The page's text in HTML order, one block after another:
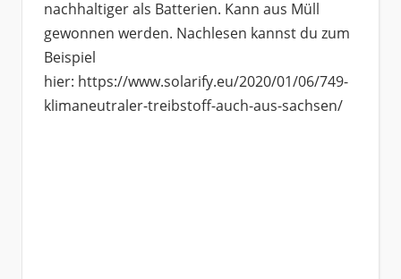
nachhaltiger als Batterien. Kann aus Müll
gewonnen werden. Nachlesen kannst du zum
Beispiel
hier: https://www.solarify.eu/2020/01/06/749-
klimaneutraler-treibstoff-auch-aus-sachsen/